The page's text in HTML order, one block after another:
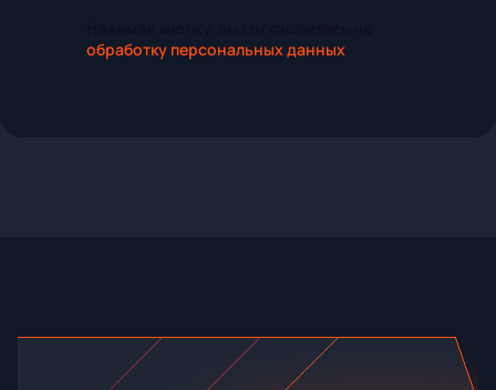
обработку персональных данных